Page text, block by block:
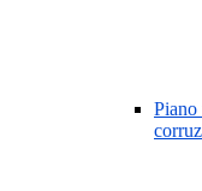
Piano